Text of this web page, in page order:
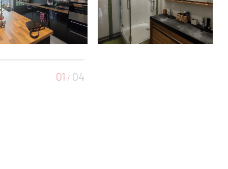
01 / 04